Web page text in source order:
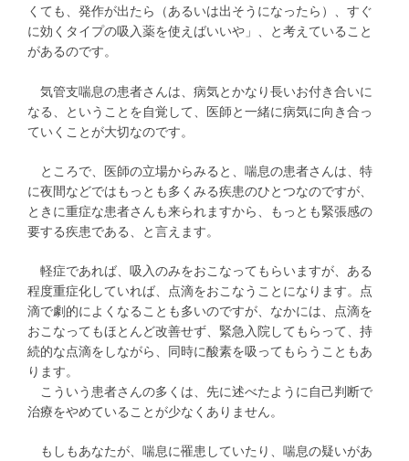
くても、発作が出たら（あるいは出そうになったら）、すぐ
に効くタイプの吸入薬を使えばいいや」、と考えていること
があるのです。
気管支喘息の患者さんは、病気とかなり長いお付き合いに
なる、ということを自覚して、医師と一緒に病気に向き合っ
ていくことが大切なのです。
ところで、医師の立場からみると、喘息の患者さんは、特
に夜間などではもっとも多くみる疾患のひとつなのですが、
ときに重症な患者さんも来られますから、もっとも緊張感の
要する疾患である、と言えます。
軽症であれば、吸入のみをおこなってもらいますが、ある
程度重症化していれば、点滴をおこなうことになります。点
滴で劇的によくなることも多いのですが、なかには、点滴を
おこなってもほとんど改善せず、緊急入院してもらって、持
続的な点滴をしながら、同時に酸素を吸ってもらうこともあ
ります。
こういう患者さんの多くは、先に述べたように自己判断で
治療をやめていることが少なくありません。
もしもあなたが、喘息に罹患していたり、喘息の疑いがあ